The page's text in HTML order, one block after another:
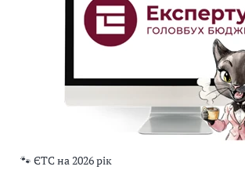
🐾 ЄТС на 2026 рік